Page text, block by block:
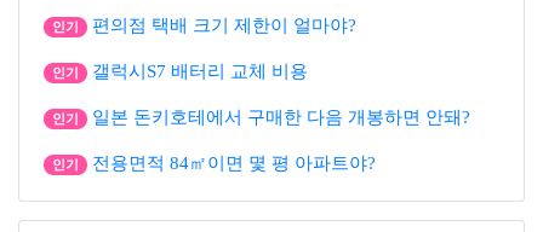
인기 편의점 택배 크기 제한이 얼마야?
인기 갤럭시S7 배터리 교체 비용
인기 일본 돈키호테에서 구매한 다음 개봉하면 안돼?
인기 전용면적 84㎡이면 몇 평 아파트야?